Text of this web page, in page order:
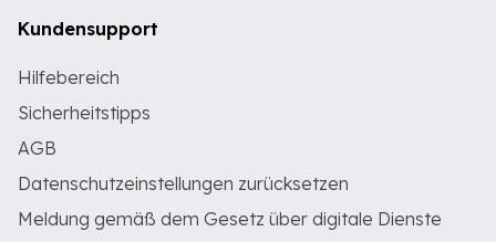
Kundensupport
Hilfebereich
Sicherheitstipps
AGB
Datenschutzeinstellungen zurücksetzen
Meldung gemäß dem Gesetz über digitale Dienste